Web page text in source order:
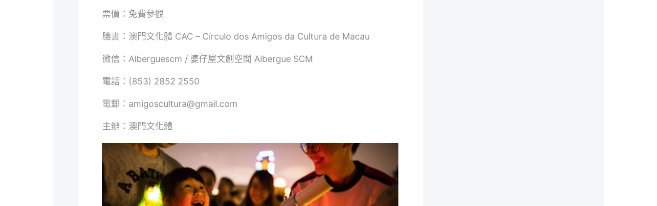
票價：免費參觀
臉書： 澳門文化體 CAC – Círculo dos Amigos da Cultura de Macau
微信：Alberguescm / 婆仔屋文創空間 Albergue SCM
電話：(853) 2852 2550
電郵： amigoscultura@gmail.com
主辦：澳門文化體